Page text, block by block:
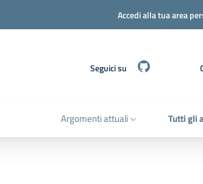
Accedi alla tua area
Seguici su
Argomenti attuali Tutti gli